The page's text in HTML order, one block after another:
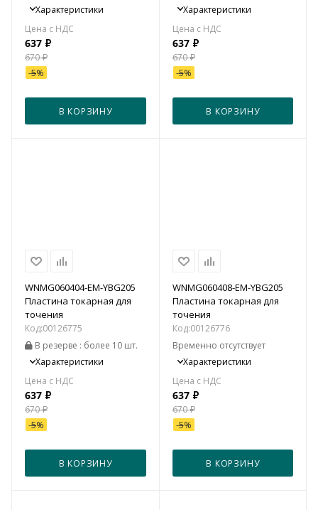
Характеристики
637 ₽
670₽
-5%
В КОРЗИНУ
Характеристики
637₽
670₽
-5%
В КОРЗИНУ
WNMG060404-EM-YBG205
Пластина токарная для
точения
Код:00126775
В резерве : более 10 шт.
Характеристики
637 ₽
670₽
-5%
В КОРЗИНУ
WNMG060408-EM-YBG205
Пластина токарная для
точения
Код:00126776
Временно отсутствует
Характеристики
637₽
670₽
-5%
В КОРЗИНУ